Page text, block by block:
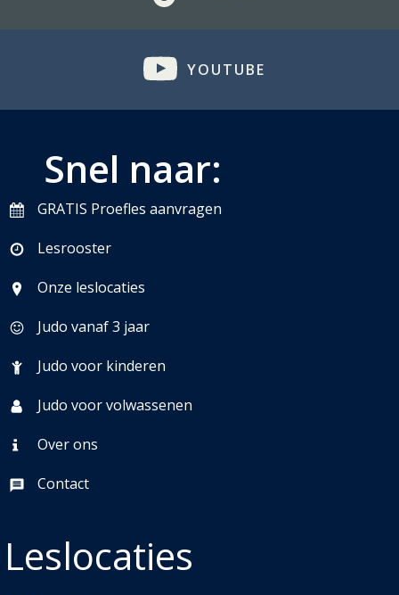
YOUTUBE
Snel naar:
GRATIS Proefles aanvragen
Lesrooster
Onze leslocaties
Judo vanaf 3 jaar
Judo voor kinderen
Judo voor volwassenen
Over ons
Contact
Leslocaties